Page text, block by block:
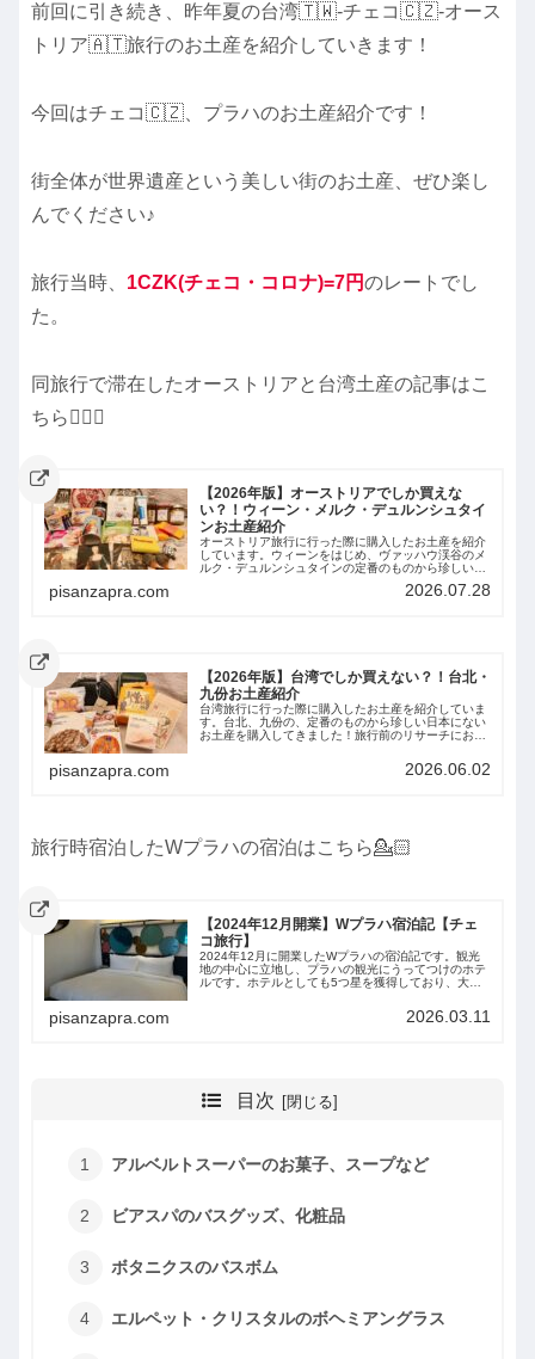
前回に引き続き、昨年夏の台湾🇹🇼-チェコ🇨🇿-オース
トリア🇦🇹旅行のお土産を紹介していきます！
今回はチェコ🇨🇿、プラハのお土産紹介です！
街全体が世界遺産という美しい街のお土産、ぜひ楽し
んでください♪
旅行当時、 1CZK(チェコ・コロナ)=7円のレートでし
た。
同旅行で滞在したオーストリアと台湾土産の記事はこ
ちら💁🏻‍♀️
【2026年版】オーストリアでしか買えな
い？！ウィーン・メルク・デュルンシュタイ
ンお土産紹介
オーストリア旅行に行った際に購入したお土産を紹介
しています。ウィーンをはじめ、ヴァッハウ渓谷のメ
ルク・デュルンシュタインの定番のものから珍しい日
本にないお土産を購入してきました！旅行前のリサー
pisanzapra.com 2026.07.28
【2026年版】台湾でしか買えない？！台北・
九份お土産紹介
台湾旅行に行った際に購入したお土産を紹介していま
す。台北、九份の、定番のものから珍しい日本にない
お土産を購入してきました！旅行前のリサーチにお役
pisanzapra.com 2026.06.02
旅行時宿泊したWプラハの宿泊はこちら💁🏻
【2024年12月開業】Wプラハ宿泊記【チェ
コ旅行】
2024年12月に開業したWプラハの宿泊記です。観光
地の中心に立地し、プラハの観光にうってつけのホテ
ルです。ホテルとしても5つ星を獲得しており、大変
pisanzapra.com 2026.03.11
目次
アルベルトスーパーのお菓子、スープなど
ビアスパのバスグッズ、化粧品
ボタニクスのバスボム
エルペット・クリスタルのボヘミアングラス